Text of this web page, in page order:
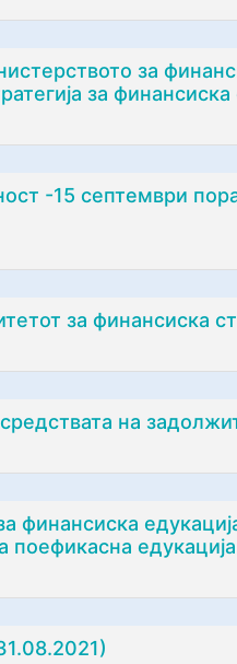
за
за финансиска
-15 септември
за финансиска
на
финансиска
поефикасна едукација